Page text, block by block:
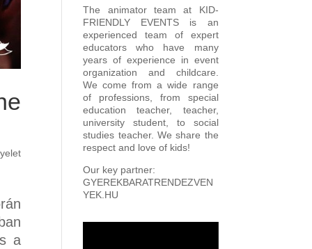
a
The animator team at KID-
FRIENDLY EVENTS is an
experienced team of expert
educators who have many
years of experience in event
organization and childcare.
We come from a wide range
of professions, from special
education teacher, teacher,
university student, to social
studies teacher. We share the
respect and love of kids!
Our key partner:
GYEREKBARATRENDEZVEN
YEK.HU